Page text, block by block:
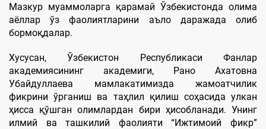
Мазкур муаммоларга қарамай Ўзбекистонда олима
аёллар ўз фаолиятларини аъло даражада олиб
бормоқдалар.
Хусусан, Ўзбекистон Республикаси Фанлар
академиясининг академиги, Рано Ахатовна
Убайдуллаева мамлакатимизда жамоатчилик
фикрини ўрганиш ва таҳлил қилиш соҳасида улкан
ҳисса қўшган олимлардан бири ҳисобланади. Унинг
илмий ва ташкилий фаолияти “Ижтимоий фикр”